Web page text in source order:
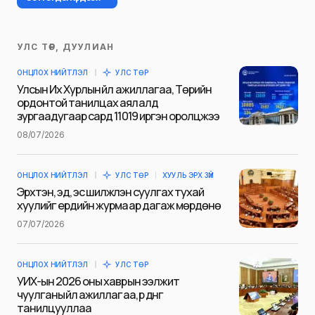
Таны имэйл хаягийг нийтлэхгүй.
тэмдэглэсэн
Сэтгэгдэл*
Name
УЛС ТӨР, ДУУЛИАН
ОНЦЛОХ НИЙТЛЭЛ УЛС ТӨР
Улсын Их Хурлын үйл ажиллагаа, Төрийн
ордонтой танилцах аялалд
зургаадугаар сард 11019 иргэн оролцжээ
08/07/2026
ОНЦЛОХ НИЙТЛЭЛ УЛС ТӨР ХУУЛЬ ЭРХ ЗҮЙ
Эрхтэн, эд, эс шилжүүлэн суулгах тухай
хуулийг ердийн журмаар дагаж мөрдөнө
07/07/2026
ОНЦЛОХ НИЙТЛЭЛ УЛС ТӨР
УИХ-ын 2026 оны хаврын ээлжит
чуулганы үйл ажиллагаа, үр дүнг
танилцууллаа